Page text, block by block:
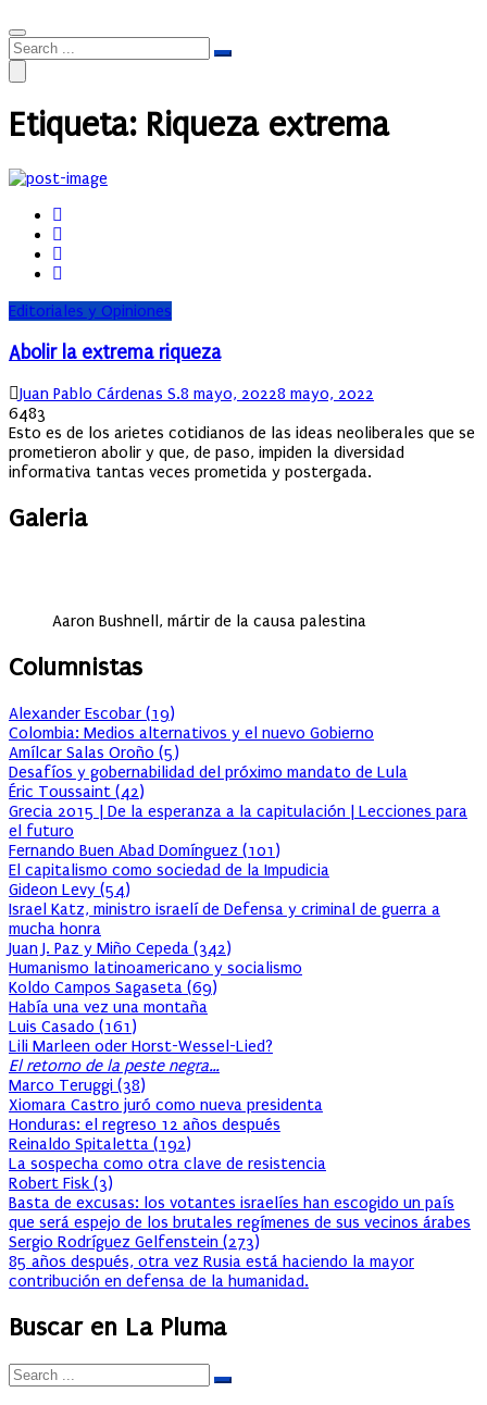
Etiqueta: Riqueza extrema
Editoriales y Opiniones
Abolir la extrema riqueza
Author
Juan Pablo Cárdenas S.Posted
8 mayo, 20228 mayo, 2022
6483
Esto es de los arietes cotidianos de las ideas neoliberales que se
prometieron abolir y que, de paso, impiden la diversidad
informativa tantas veces prometida y postergada.
Galeria
Aaron Bushnell, mártir de la causa palestina
Columnistas
Alexander Escobar (19)
Colombia: Medios alternativos y el nuevo Gobierno
Amílcar Salas Oroño (5)
Desafíos y gobernabilidad del próximo mandato de Lula
Éric Toussaint (42)
Grecia 2015 | De la esperanza a la capitulación | Lecciones para
el futuro
Fernando Buen Abad Domínguez (101)
El capitalismo como sociedad de la Impudicia
Gideon Levy (54)
Israel Katz, ministro israelí de Defensa y criminal de guerra a
mucha honra
Juan J. Paz y Miño Cepeda (342)
Humanismo latinoamericano y socialismo
Koldo Campos Sagaseta (69)
Había una vez una montaña
Luis Casado (161)
Lili Marleen oder Horst-Wessel-Lied?
El retorno de la peste negra…
Marco Teruggi (38)
Xiomara Castro juró como nueva presidenta
Honduras: el regreso 12 años después
Reinaldo Spitaletta (192)
La sospecha como otra clave de resistencia
Robert Fisk (3)
Basta de excusas: los votantes israelíes han escogido un país
que será espejo de los brutales regímenes de sus vecinos árabes
Sergio Rodríguez Gelfenstein (273)
85 años después, otra vez Rusia está haciendo la mayor
contribución en defensa de la humanidad.
Buscar en La Pluma